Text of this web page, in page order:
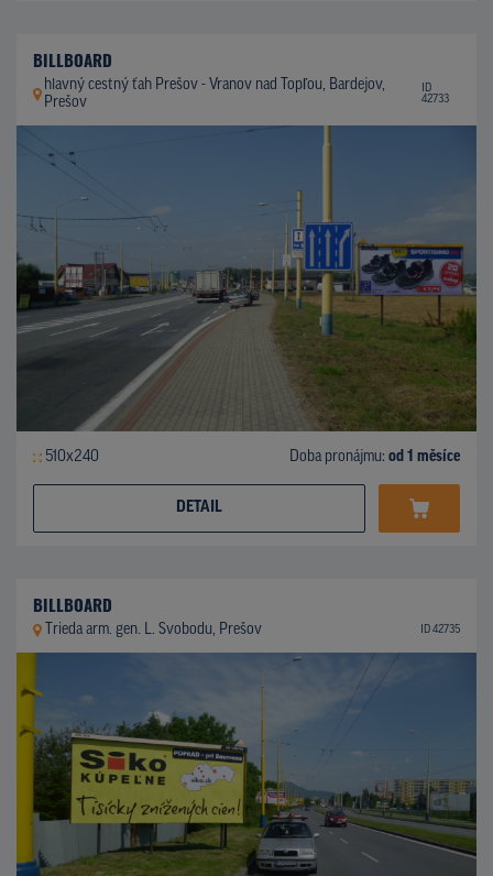
BILLBOARD
hlavný cestný ťah Prešov - Vranov nad Topľou, Bardejov,
Prešov
ID
42733
510x240 Doba pronájmu: od 1 měsíce
DETAIL
BILLBOARD
Trieda arm. gen. L. Svobodu, Prešov ID 42735